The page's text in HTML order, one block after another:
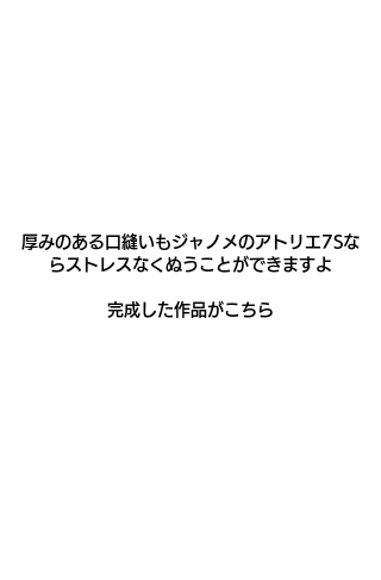
厚みのある口縫いもジャノメのアトリエ7Sな
らストレスなくぬうことができますよ
完成した作品がこちら